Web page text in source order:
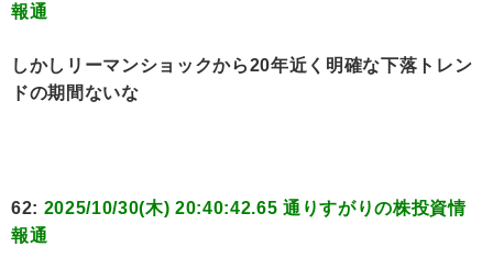
報通
しかしリーマンショックから20年近く明確な下落トレン
ドの期間ないな
62: 2025/10/30(木) 20:40:42.65 通りすがりの株投資情
報通